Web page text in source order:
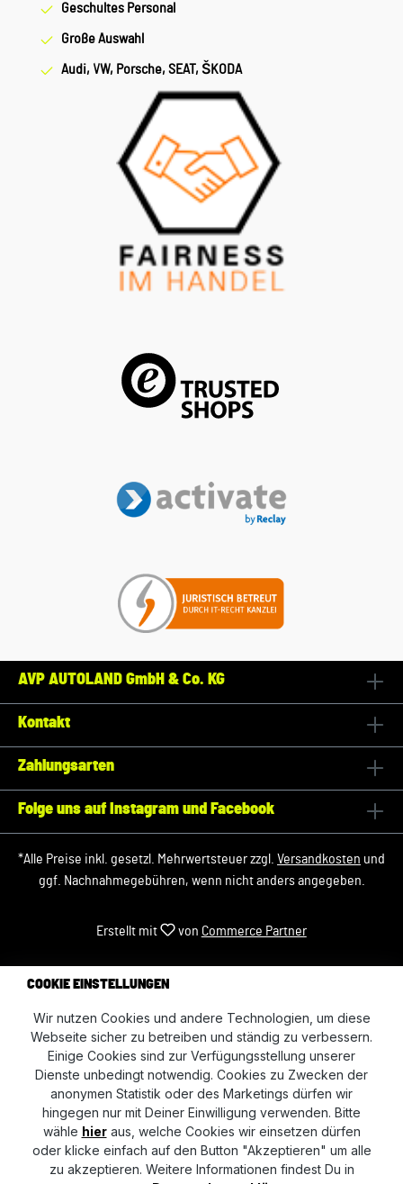
Geschultes Personal
Große Auswahl
Audi, VW, Porsche, SEAT, ŠKODA
AVP AUTOLAND GmbH & Co. KG
Kontakt
Zahlungsarten
Folge uns auf Instagram und Facebook
*Alle Preise inkl. gesetzl. Mehrwertsteuer zzgl. Versandkosten und
ggf. Nachnahmegebühren, wenn nicht anders angegeben.
Erstellt mit von Commerce Partner
COOKIE EINSTELLUNGEN
Wir nutzen Cookies und andere Technologien, um diese
Webseite sicher zu betreiben und ständig zu verbessern.
Einige Cookies sind zur Verfügungsstellung unserer
Dienste unbedingt notwendig. Cookies zu Zwecken der
anonymen Statistik oder des Marketings dürfen wir
hingegen nur mit Deiner Einwilligung verwenden. Bitte
wähle hieraus, welche Cookies wir einsetzen dürfen
oder klicke einfach auf den Button "Akzeptieren" um alle
zu akzeptieren. Weitere Informationen findest Du in